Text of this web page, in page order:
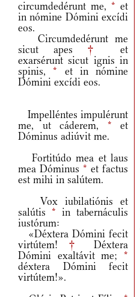
circumdedérunt me, * et
in nómine Dómini excídi
eos.
Circumdedérunt me
sicut apes †
et
exarsérunt sicut ignis in
spinis,* et in nómine
Dómini excídi eos.
Impelléntes impulérunt
me, ut cáderem, * et
Dóminus adiúvit me.
Fortitúdo mea et laus
mea Dóminus * et factus
est mihi in salútem.
Vox iubilatiónis et
salútis * in tabernáculis
iustórum:
«Déxtera Dómini fecit
virtútem! †
Déxtera
Dómini exaltávit me; *
déxtera Dómini fecit
virtútem!».